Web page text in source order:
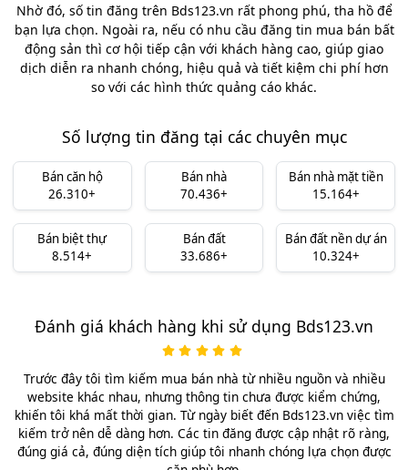
Nhờ đó, số tin đăng trên Bds123.vn rất phong phú, tha hồ để
bạn lựa chọn. Ngoài ra, nếu có nhu cầu đăng tin mua bán bất
động sản thì cơ hội tiếp cận với khách hàng cao, giúp giao
dịch diễn ra nhanh chóng, hiệu quả và tiết kiệm chi phí hơn
so với các hình thức quảng cáo khác.
Số lượng tin đăng tại các chuyên mục
Bán căn hộ
26.310+
Bán nhà
70.436+
Bán nhà mặt tiền
15.164+
Bán biệt thự
8.514+
Bán đất
33.686+
Bán đất nền dự án
10.324+
Đánh giá khách hàng khi sử dụng Bds123.vn
Trước đây tôi tìm kiếm mua bán nhà từ nhiều nguồn và nhiều
website khác nhau, nhưng thông tin chưa được kiểm chứng,
khiến tôi khá mất thời gian. Từ ngày biết đến Bds123.vn việc tìm
kiếm trở nên dễ dàng hơn. Các tin đăng được cập nhật rõ ràng,
đúng giá cả, đúng diện tích giúp tôi nhanh chóng lựa chọn được